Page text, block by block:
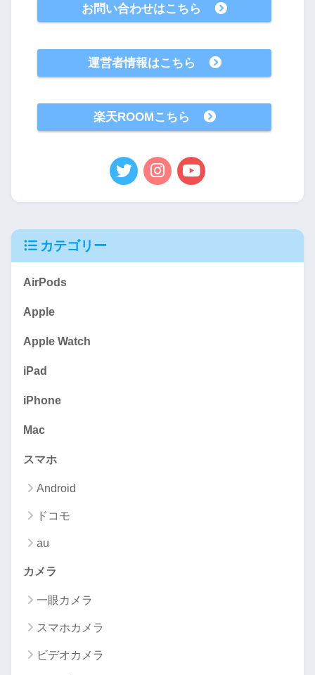
お問い合わせはこちら
運営者情報はこちら
楽天ROOMこちら
カテゴリー
AirPods
Apple
Apple Watch
iPad
iPhone
Mac
スマホ
Android
ドコモ
au
カメラ
一眼カメラ
スマホカメラ
ビデオカメラ